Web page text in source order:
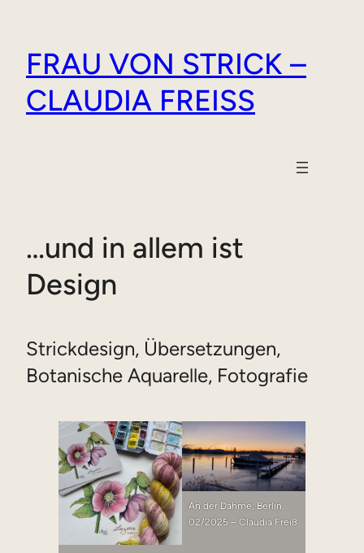
springen
FRAU VON STRICK –
CLAUDIA FREISS
…und in allem ist
Design
Strickdesign, Übersetzungen,
Botanische Aquarelle, Fotografie
An der Dahme, Berlin,
02/2025 – Claudia Freiß